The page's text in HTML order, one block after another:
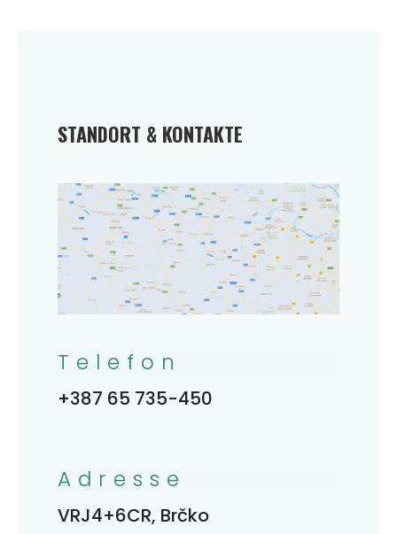
STANDORT & KONTAKTE
Telefon
+387 65 735-450
Adresse
VRJ4+6CR, Brčko